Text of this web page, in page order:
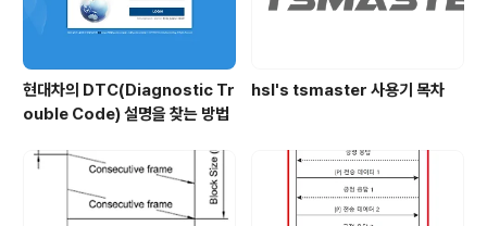
현대차의 DTC(Diagnostic Tr
ouble Code) 설명을 찾는 방법
hsl's tsmaster 사용기 목차